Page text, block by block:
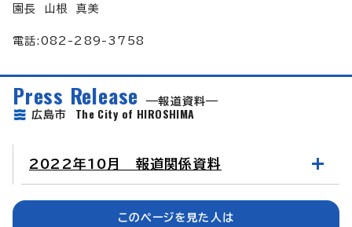
園長 山根 真美
電話:082-289-3758
Press Release
報道資料
広島市 The City of HIROSHIMA
2022年10月 報道関係資料
このページを見た人は